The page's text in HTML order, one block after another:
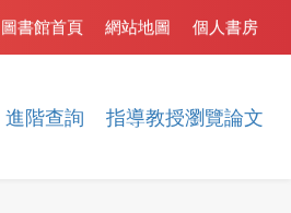
進階查詢 指導教授瀏覽論文
個人書房
網站地圖
圖書館首頁